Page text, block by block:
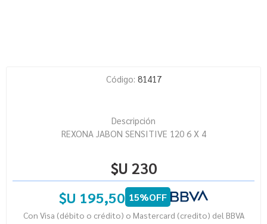
Código: 81417
Descripción
REXONA JABON SENSITIVE 120 6 X 4
$U 230
$U 195,50 15%OFF
Con Visa (débito o crédito) o Mastercard (credito) del BBVA